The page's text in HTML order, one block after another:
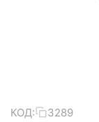
КОД: 3289